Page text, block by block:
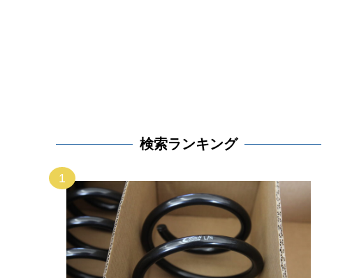
検索ランキング
1